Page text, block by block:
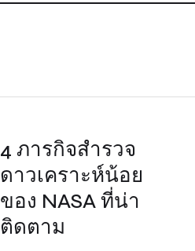
4 ภารกิจสำรวจ
ดาวเคราะห์น้อย
ของ NASA ที่น่า
ติดตาม